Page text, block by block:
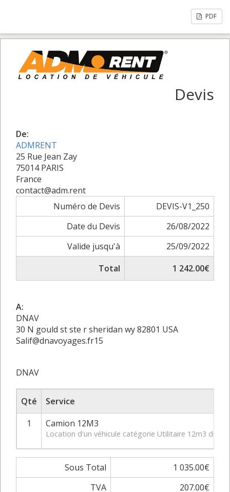
PDF
Devis
De:
ADMRENT
25 Rue Jean Zay
75014 PARIS
France
contact@adm.rent
Numéro de Devis
DEVIS-V1_250
Date du Devis
26/08/2022
Valide jusqu'à
25/09/2022
Total
1 242.00€
A:
DNAV
30 N gould st ste r sheridan wy 82801 USA
Salif@dnavoyages.fr15
DNAV
Qté
Service
1
Camion 12M3
Location d'un véhicule catégorie Utilitaire 12m3 du
Sous Total
1 035.00€
TVA
207.00€